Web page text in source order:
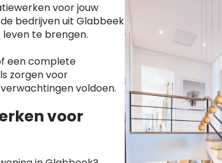
voor jouw
bedrijven uit Glabbeek
te brengen.
een complete
zorgen voor
voldoen.
voor